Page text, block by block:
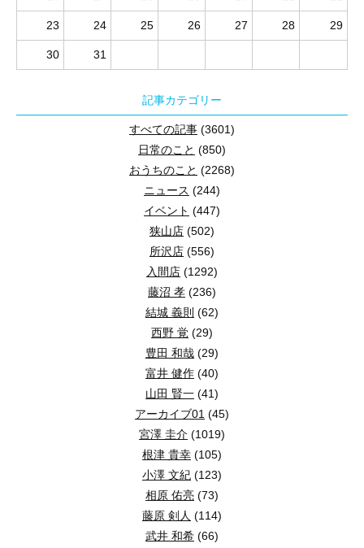
23 24 25 26 27 28 29
30 31
記事カテゴリー
すべての記事 (3601)
日常のこと (850)
おうちのこと (2268)
ニュース (244)
イベント (447)
狭山店 (502)
所沢店 (556)
入間店 (1292)
藤沼 孝 (236)
結城 義則 (62)
西野 覚 (29)
豊田 和哉 (29)
富井 健作 (40)
山田 賢一 (41)
アーカイブ01 (45)
宮澤 圭介 (1019)
根津 貴幸 (105)
小澤 文紀 (123)
相原 佑亮 (73)
藤原 剣人 (114)
武井 和希 (66)